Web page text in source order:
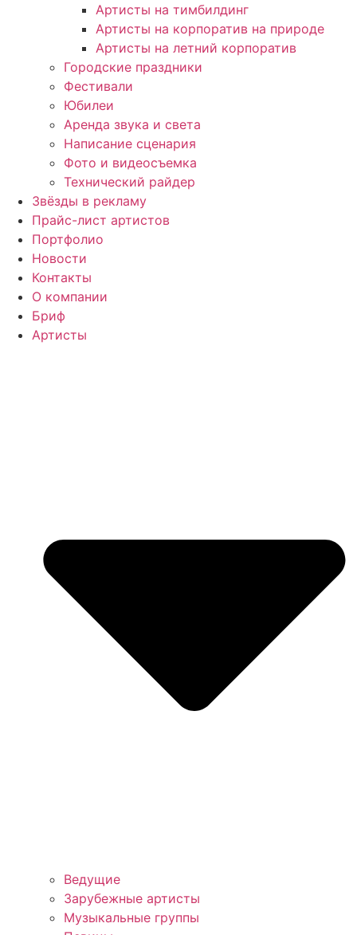
Артисты на тимбилдинг
Артисты на корпоратив на природе
Артисты на летний корпоратив
Городские праздники
Фестивали
Юбилеи
Аренда звука и света
Написание сценария
Фото и видеосъемка
Технический райдер
Звёзды в рекламу
Прайс-лист артистов
Портфолио
Новости
Контакты
О компании
Бриф
Артисты
Ведущие
Зарубежные артисты
Музыкальные группы